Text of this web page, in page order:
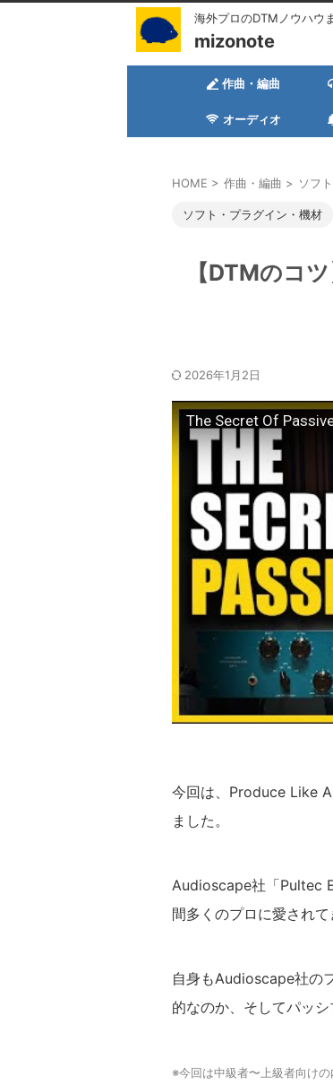
海外プロのDTMノウハウ
mizonote
作曲・編曲
オーディオ
HOME > 作曲・編曲 > ソフ
ソフト・プラグイン・機材
【DTMのコ
2026年1月2日
The Secret Of
今回は、Produce Like
ました。
Audioscape社「Pultec
間多くのプロに愛されて
自身もAudioscape社の
的なのか、そしてパッ
※今回は中級者〜上級者向け